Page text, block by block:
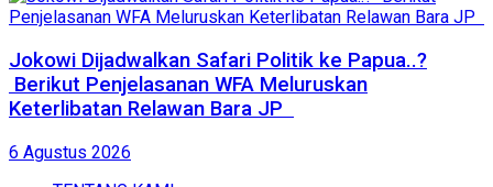
Jokowi Dijadwalkan Safari Politik ke Papua..?
Berikut Penjelasanan WFA Meluruskan
Keterlibatan Relawan Bara JP
6 Agustus 2026